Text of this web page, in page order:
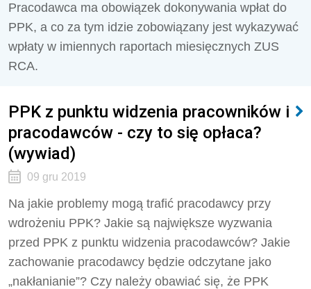
Pracodawca ma obowiązek dokonywania wpłat do
PPK, a co za tym idzie zobowiązany jest wykazywać
wpłaty w imiennych raportach miesięcznych ZUS
RCA.
PPK z punktu widzenia pracowników i
pracodawców - czy to się opłaca?
(wywiad)
09 gru 2019
Na jakie problemy mogą trafić pracodawcy przy
wdrożeniu PPK? Jakie są największe wyzwania
przed PPK z punktu widzenia pracodawców? Jakie
zachowanie pracodawcy będzie odczytane jako
„nakłanianie”? Czy należy obawiać się, że PPK